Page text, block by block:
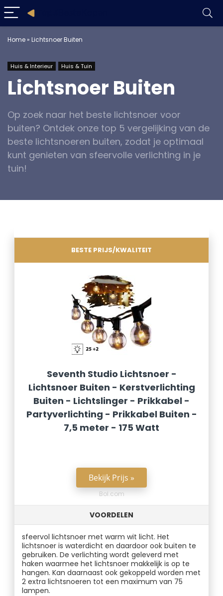
Home» Lichtsnoer Buiten
Huis & Interieur Huis & Tuin
Lichtsnoer Buiten
Op zoek naar het beste lichtsnoer voor
buiten? Ontdek onze top 5 vergelijking van de
beste lichtsnoeren buiten, zodat je optimaal
kunt genieten van sfeervolle verlichting in je
tuin!
BESTE PRIJS/KWALITEIT
Seventh Studio Lichtsnoer -
Lichtsnoer Buiten - Kerstverlichting
Buiten - Lichtslinger - Prikkabel -
Partyverlichting - Prikkabel Buiten -
7,5 meter - 175 Watt
Bekijk Prijs »
Bol.com
VOORDELEN
sfeervol lichtsnoer met warm wit licht. Het
lichtsnoer is waterdicht en daardoor ook buiten te
gebruiken. De verlichting wordt geleverd met
haken waarmee het lichtsnoer makkelijk is op te
hangen. Kan daarnaast ook gekoppeld worden met
2 extra lichtsnoeren tot een maximum van 75
lampen.